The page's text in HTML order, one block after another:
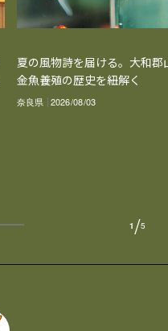
夏の風物詩を届ける。大和郡
金魚養殖の歴史を紐解く
奈良県 2026/08/03
1 /5